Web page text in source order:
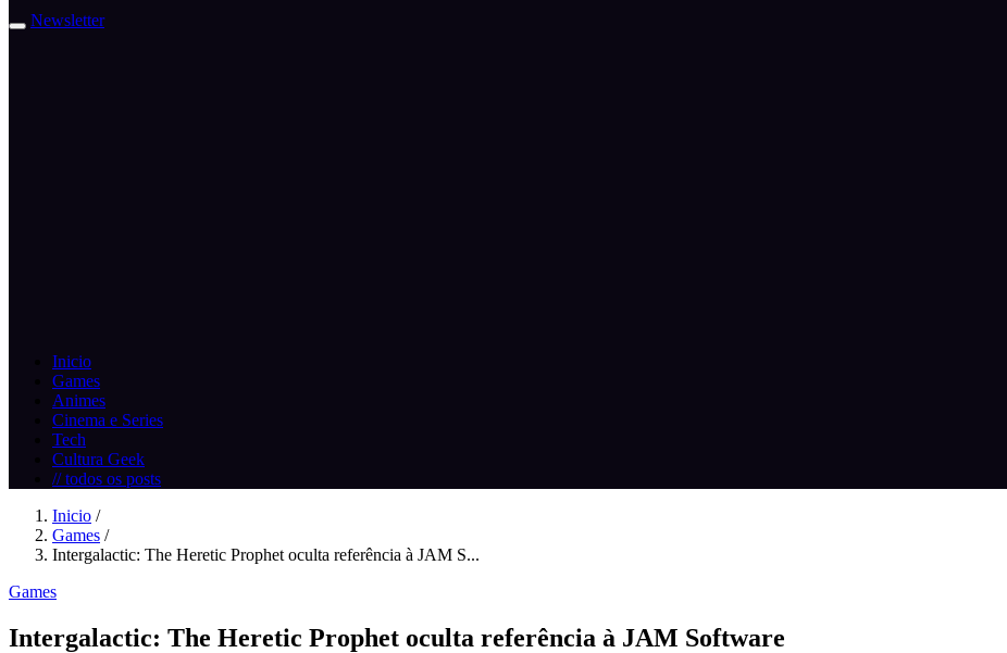
Newsletter
Inicio
Games
Animes
Cinema e Series
Tech
Cultura Geek
// todos os posts
Inicio /
Games /
Intergalactic: The Heretic Prophet oculta referência à JAM S...
Games
Intergalactic: The Heretic Prophet oculta referência à JAM Software